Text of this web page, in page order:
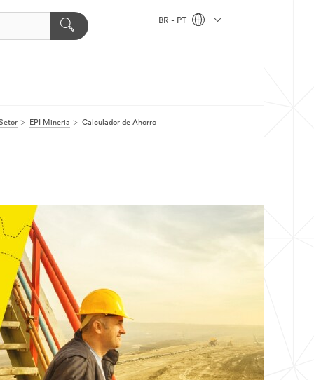
BR - PT
EPI Mineria Calculador de Ahorro